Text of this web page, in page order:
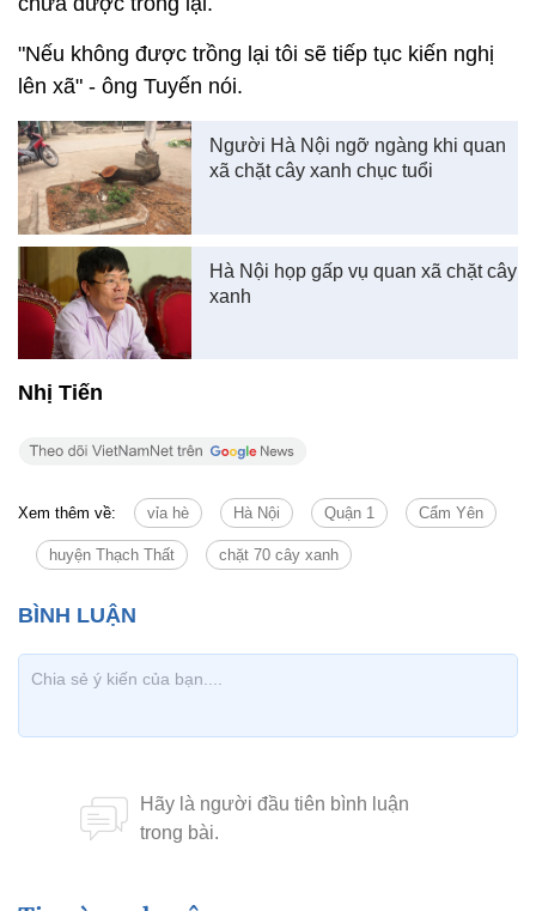
"Nếu không được trồng lại tôi sẽ tiếp tục kiến nghị
lên xã" - ông Tuyến nói.
Người Hà Nội ngỡ ngàng khi quan
xã chặt cây xanh chục tuổi
Hà Nội họp gấp vụ quan xã chặt cây
xanh
Nhị Tiến
Xem thêm về: vỉa hè Hà Nội Quận 1 Cẩm Yên
huyện Thạch Thất chặt 70 cây xanh